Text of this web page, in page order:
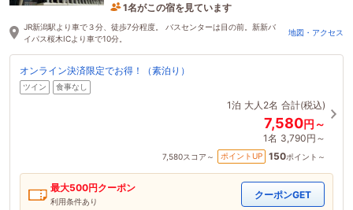
1名がこの宿を見ています
3時間前に予約されました
JR新潟駅より車で３分、徒歩7分程度。 バスセンターは目の前。新新バ
イパス桜木ICより車で10分。
地図・アクセス
オンライン決済限定でお得！（素泊り）
ツイン 食事なし
1泊 大人2名 合計(税込)
7,580円～
1名 3,790円～
7,580スコア～ ポイントUP 150ポイント～
最大500円クーポン
利用条件あり
クーポンGET